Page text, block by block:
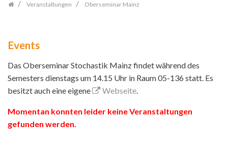
Veranstaltungen Oberseminar Mainz
Events
Das Oberseminar Stochastik Mainz findet während des
Semesters dienstags um 14.15 Uhr in Raum 05-136 statt. Es
besitzt auch eine eigene
Webseite.
Momentan konnten leider keine Veranstaltungen
gefunden werden.